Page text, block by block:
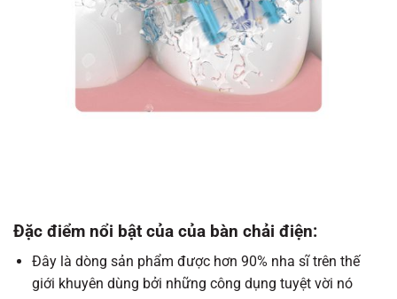
Đặc điểm nổi bật của của bàn chải điện:
Đây là dòng sản phẩm được hơn 90% nha sĩ trên thế
giới khuyên dùng bởi những công dụng tuyệt vời nó